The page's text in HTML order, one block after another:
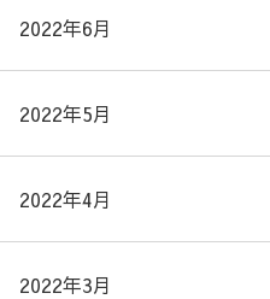
2022年6月
2022年5月
2022年4月
2022年3月